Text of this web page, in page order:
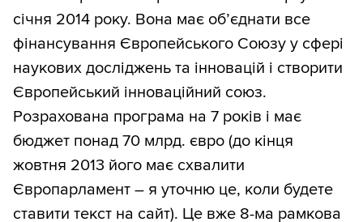
січня 2014 року. Вона має об’єднати все
фінансування Європейського Союзу у сфері
наукових досліджень та інновацій і створити
Європейський інноваційний союз.
Розрахована програма на 7 років і має
бюджет понад 70 млрд. євро (до кінця
жовтня 2013 його має схвалити
Європарламент – я уточню це, коли будете
ставити текст на сайт). Це вже 8-ма рамкова